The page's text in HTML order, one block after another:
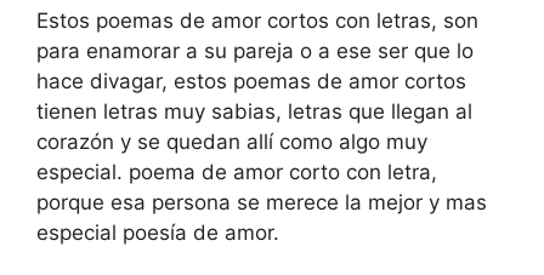
Estos poemas de amor cortos con letras, son
para enamorar a su pareja o a ese ser que lo
hace divagar, estos poemas de amor cortos
tienen letras muy sabias, letras que llegan al
corazón y se quedan allí como algo muy
especial. poema de amor corto con letra,
porque esa persona se merece la mejor y mas
especial poesía de amor.